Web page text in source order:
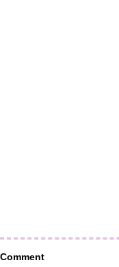
Comment